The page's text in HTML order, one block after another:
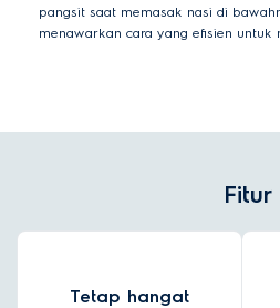
pangsit saat memasak nasi di
menawarkan cara yang efisien untuk
Fitur
Tetap hangat